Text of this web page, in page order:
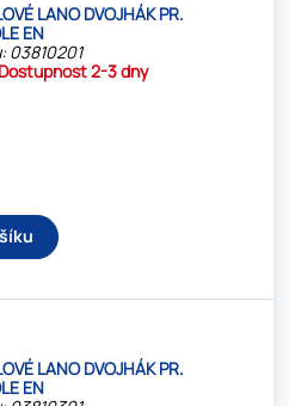
LANO DVOJHÁK PR.
EN
03810201
Dostupnost 2-3 dny
LANO DVOJHÁK PR.
EN